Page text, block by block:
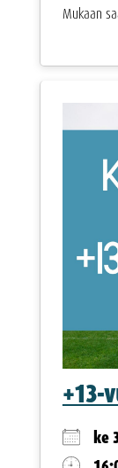
Mukaan
+13-
ke